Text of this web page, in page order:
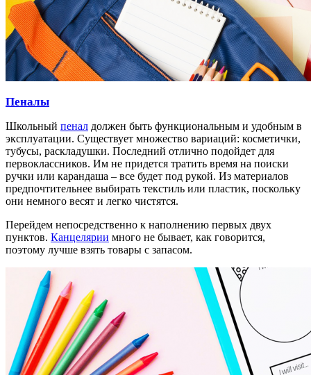
Пеналы
Школьный пенал должен быть функциональным и удобным в
эксплуатации. Существует множество вариаций: косметички,
тубусы, раскладушки. Последний отлично подойдет для
первоклассников. Им не придется тратить время на поиски
ручки или карандаша – все будет под рукой. Из материалов
предпочтительнее выбирать текстиль или пластик, поскольку
они немного весят и легко чистятся.
Перейдем непосредственно к наполнению первых двух
пунктов. Канцелярии много не бывает, как говорится,
поэтому лучше взять товары с запасом.